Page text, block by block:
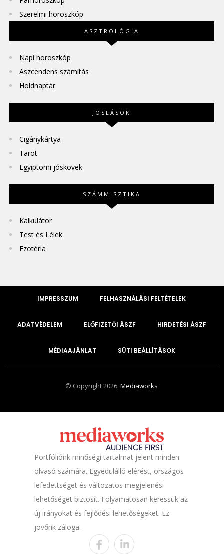
Szerelmi horoszkóp
ASZTROLÓGIA
Napi horoszkóp
Aszcendens számítás
Holdnaptár
JÓSLÁSOK
Cigánykártya
Tarot
Egyiptomi jóskövek
SZÁMMISZTIKA
Kalkulátor
Test és Lélek
Ezotéria
IMPRESSZUM FELHASZNÁLÁSI FELTÉTELEK
ADATVÉDELEM ELŐFIZETŐI ÁSZF HIRDETÉSI ÁSZF
MÉDIAAJÁNLAT SÜTI BEÁLLÍTÁSOK
© Copyright 2026.Mediaworks
Portfóliónk minőségi tartalmat jelent minden
olvasó számára. Egyedülálló elérést, országos
lefedettséget és változatos megjelenési
lehetőséget biztosít. Folyamatosan keressük az
új irányokat és fejlődési lehetőségeket. Ez
jövőnk záloga.